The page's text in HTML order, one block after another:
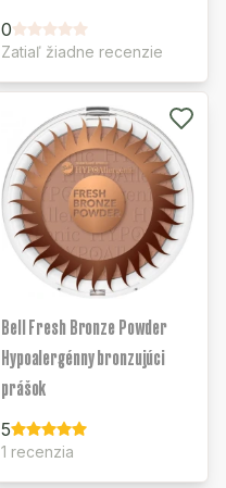
0
Zatiaľ žiadne recenzie
Bell Fresh Bronze Powder
Hypoalergénny bronzujúci
prášok
5
1 recenzia